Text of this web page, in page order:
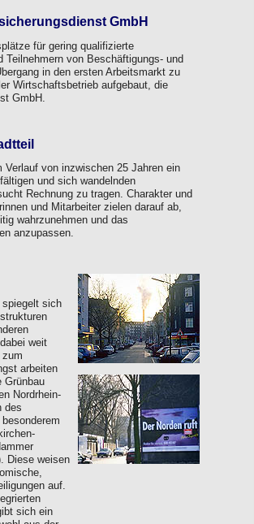
GmbH
für gering qualifizierte
Teilnehmern von Beschäftigungs- und
in den ersten Arbeitsmarkt zu
Wirtschaftsbetrieb aufgebaut, die
GmbH.
Verlauf von inzwischen 25 Jahren ein
und sich wandelnden
Rechnung zu tragen. Charakter und
und Mitarbeiter zielen darauf ab,
wahrzunehmen und das
anzupassen.
spiegelt sich
weit
zum
arbeiten
Grünbau
Nordrhein-
des
Diese weisen
auf.
sich ein